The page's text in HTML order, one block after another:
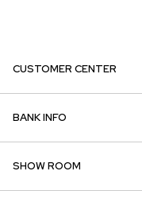
CUSTOMER CENTER
BANK INFO
SHOW ROOM